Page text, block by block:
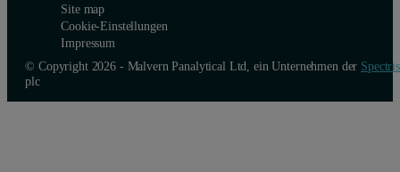
Site map
Cookie-Einstellungen
Impressum
© Copyright 2026 - Malvern Panalytical Ltd, ein Unternehmen der Spectris
plc